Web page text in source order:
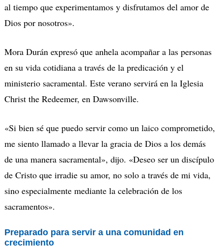
al tiempo que experimentamos y disfrutamos del amor de
Dios por nosotros».
Mora Durán expresó que anhela acompañar a las personas
en su vida cotidiana a través de la predicación y el
ministerio sacramental. Este verano serviráen la Iglesia
Christ the Redeemer, en Dawsonville.
«Si bien sé que puedo servir como un laico comprometido,
me siento llamado a llevar la gracia de Dios a los demás
de una manera sacramental», dijo. «Deseo ser un discípulo
de Cristo que irradie su amor, no solo a través de mi vida,
sino especialmente mediante la celebración de los
sacramentos».
Preparado para servir a una comunidad en
crecimiento